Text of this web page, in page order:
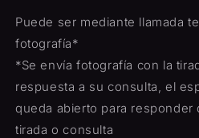
Puede ser mediante llamada
fotografía*
*Se envía fotografía con la
respuesta a su consulta, el
queda abierto para responder
tirada o consulta